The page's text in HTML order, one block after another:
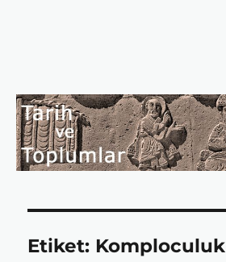
Etiket: Komploculuk